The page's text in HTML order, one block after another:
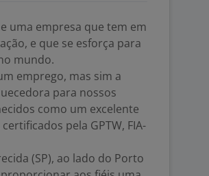
uma empresa que tem em
e que se esforça para
mundo.
emprego, mas sim a
para nossos
como um excelente
pela GPTW, FIA-
(SP), ao lado do Porto